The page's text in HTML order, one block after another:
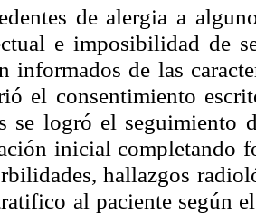
de alergia a
e imposibilidad de
informados de las
el consentimiento
se logró el seguimiento
inicial completando
hallazgos
al paciente según